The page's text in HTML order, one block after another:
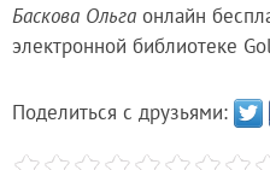
Баскова Ольга онлайн
электронной библиотеке
Поделиться с друзьями: